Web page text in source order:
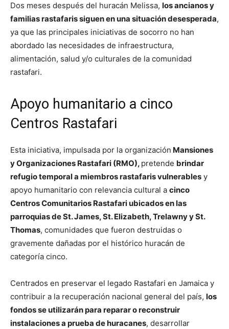
Dos meses después del huracán Melissa, los ancianos y
familias rastafaris siguen en una situación desesperada,
ya que las principales iniciativas de socorro no han
abordado las necesidades de infraestructura,
alimentación, salud y/o culturales de la comunidad
rastafari.
Apoyo humanitario a cinco
Centros Rastafari
Esta iniciativa, impulsada por la organización Mansiones
y Organizaciones Rastafari (RMO), pretende brindar
refugio temporal a miembros rastafaris vulnerables y
apoyo humanitario con relevancia cultural a cinco
Centros Comunitarios Rastafari ubicados en las
parroquias de St. James, St. Elizabeth, Trelawny y St.
Thomas, comunidades que fueron destruidas o
gravemente dañadas por el histórico huracán de
categoría cinco.
Centrados en preservar el legado Rastafari en Jamaica y
contribuir a la recuperación nacional general del país, los
fondos se utilizarán para reparar o reconstruir
instalaciones a prueba de huracanes, desarrollar